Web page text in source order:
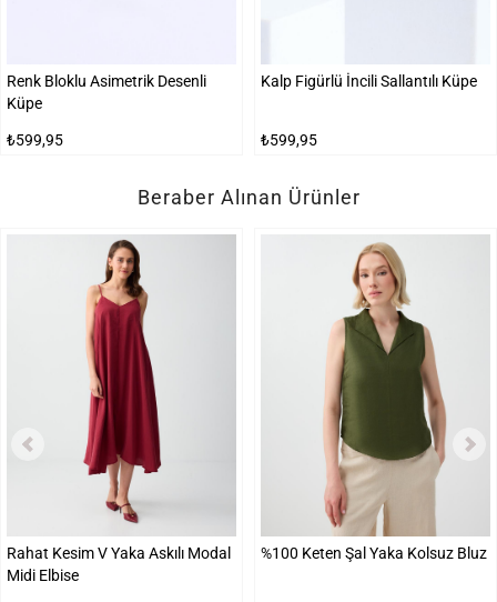
Renk Bloklu Asimetrik Desenli
Küpe
₺599,95
Kalp Figürlü İncili Sallantılı Küpe
₺599,95
Beraber Alınan Ürünler
Rahat Kesim V Yaka Askılı Modal
Midi Elbise
%100 Keten Şal Yaka Kolsuz Bluz